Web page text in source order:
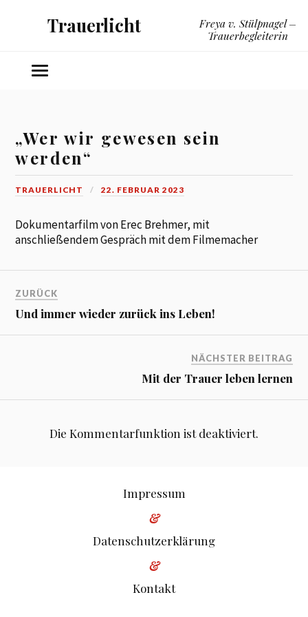
Trauerlicht
Freya v. Stülpnagel –
Trauerbegleiterin
„Wer wir gewesen sein
werden“
TRAUERLICHT 22. FEBRUAR 2023
Dokumentarfilm von Erec Brehmer, mit
anschließendem Gespräch mit dem Filmemacher
ZURÜCK
Und immer wieder zurück ins Leben!
NÄCHSTER BEITRAG
Mit der Trauer leben lernen
Die Kommentarfunktion ist deaktiviert.
Impressum
&
Datenschutzerklärung
&
Kontakt